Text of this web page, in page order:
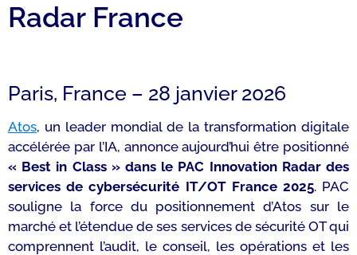
Radar France
Paris, France – 28 janvier 2026
Atos, un leader mondial de la transformation digitale
accélérée par l’IA, annonce aujourd’hui être positionné
« Best in Class » dans le PAC Innovation Radar des
services de cybersécurité IT/OT France 2025. PAC
souligne la force du positionnement d’Atos sur le
marché et l’étendue de ses services de sécurité OT qui
comprennent l’audit, le conseil, les opérations et les